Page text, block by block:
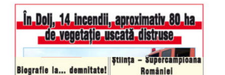
duminică
9.00 - 12.00